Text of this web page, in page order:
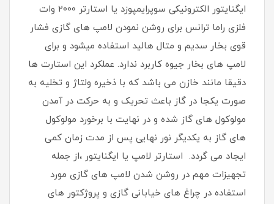
ایگنایتور الکترونیکی سوپرایمپوزد یا استارتر 2000 وات
فلزی راما ترانس برای روشن نمودن لامپ های گازی فشار
قوی بخار سدیم و متال هالید استفاده میشود و برای
لامپ های بخار جیوه کاربرد ندارد. عملکرد این استارت ها
دقیقا مانند خازن می باشد که با ذخیره ولتاژ و تخلیه به
صورت یکجا در گاز باعث تحریک و به حرکت در آمدن
مولوکول های گاز شده و در نهایت با برخورد مولوکول
های گاز به یکدیگر نور نهایی پس از مدت زمان کمی
ایجاد می گردد. استارتر لامپ یا ایگنایتور ،از جمله
تجهیزات مهم در روشن شدن لامپ های گازی مورد
استفاده در چراغ های خیابانی گازی و پروژکتور های